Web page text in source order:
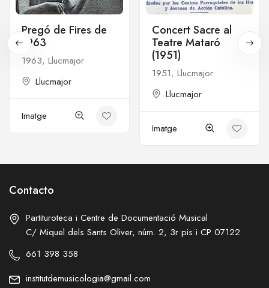
Pregó de Fires de
1963
1963, Llucmajor
Llucmajor
Imatge
Concert Sacre al
Teatre Mataró
(1951)
1951, Llucmajor
Llucmajor
Imatge
Contacto
Partituroteca i Centre de Documentació Musical
C/ Miquel dels Sants Oliver, núm. 2, 3r pis i CP 07122
661 398 358
institutdemusicologia@gmail.com